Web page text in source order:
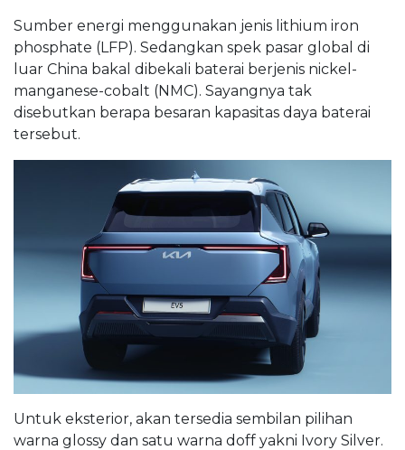
Sumber energi menggunakan jenis lithium iron
phosphate (LFP). Sedangkan spek pasar global di
luar China bakal dibekali baterai berjenis nickel-
manganese-cobalt (NMC). Sayangnya tak
disebutkan berapa besaran kapasitas daya baterai
tersebut.
Untuk eksterior, akan tersedia sembilan pilihan
warna glossy dan satu warna doff yakni Ivory Silver.